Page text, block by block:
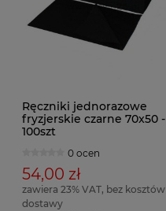
Ręczniki jednorazowe
fryzjerskie czarne 70x50 -
100szt
0 ocen
54,00 zł
zawiera 23% VAT, bez kosztów
dostawy